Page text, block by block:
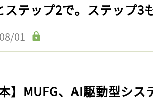
ステップ2で。ステップ3
01
本】MUFG、AI駆動型シ